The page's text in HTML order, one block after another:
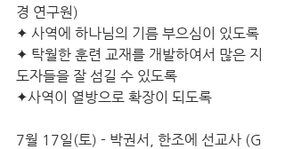
경 연구원)
✦ 사역에 하나님의 기름 부으심이 있도록
✦ 탁월한 훈련 교재를 개발하여서 많은 지
도자들을 잘 섬길 수 있도록
✦사역이 열방으로 확장이 되도록
7월 17일(토) - 박권서, 한조에 선교사 (G